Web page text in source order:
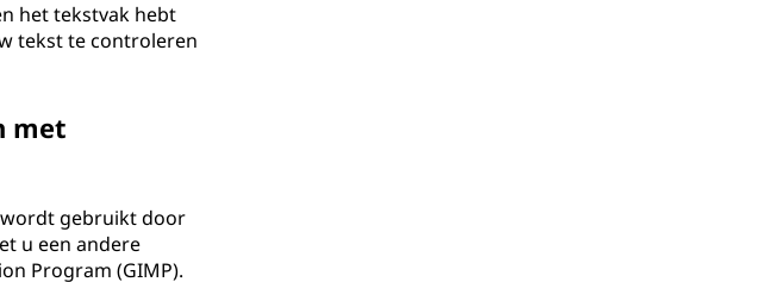
het tekstvak hebt
tekst te controleren
met
wordt gebruikt door
u een andere
Program (GIMP).